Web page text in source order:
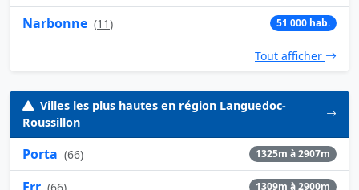
Narbonne (11) 51 000 hab.
Tout afficher
Villes les plus hautes en région Languedoc-
Roussillon
Porta (66) 1325m à 2907m
1309m à 2900m